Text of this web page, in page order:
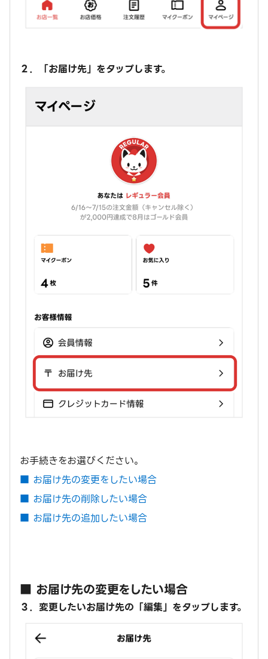
２．「お届け先」をタップします。
お手続きをお選びください。
■ お届け先の変更をしたい場合
■ お届け先の削除したい場合
■ お届け先の追加したい場合
■ お届け先の変更をしたい場合
３．変更したいお届け先の「編集」をタップします。